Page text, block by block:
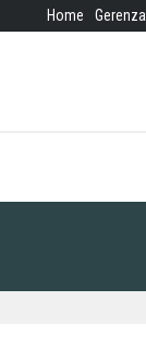
Home Gerenza